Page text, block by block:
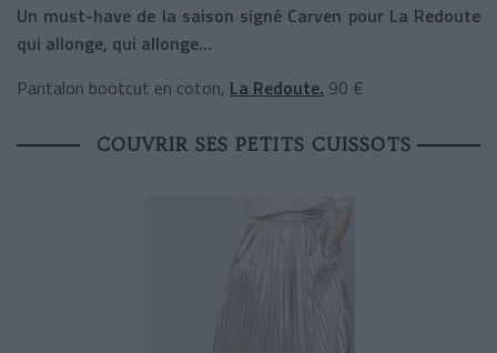
Un must-have de la saison signé Carven pour La Redoute
qui allonge, qui allonge...
Pantalon bootcut en coton, La Redoute. 90 €
COUVRIR SES PETITS CUISSOTS